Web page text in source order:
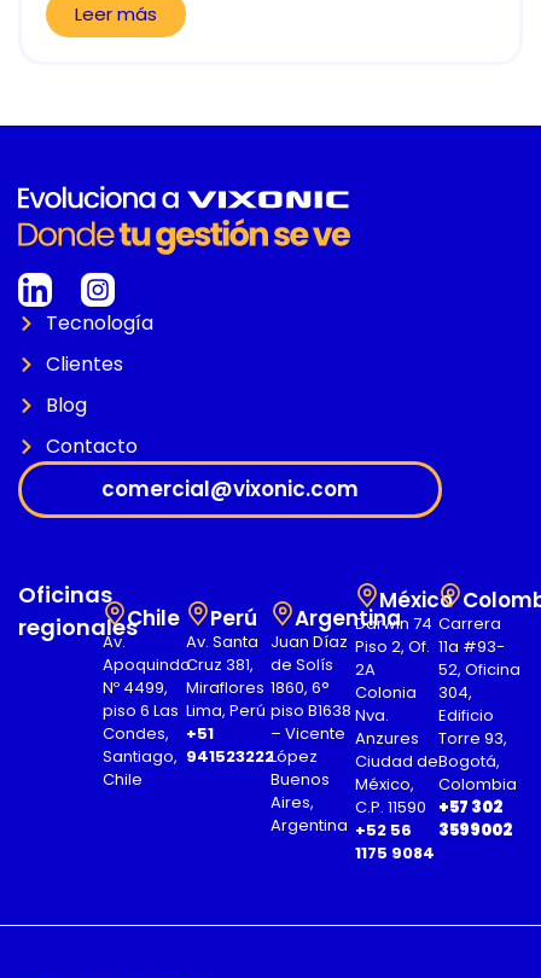
Leer más
Tecnología
Clientes
Blog
Contacto
comercial@vixonic.com
Oficinas
regionalesChile
Av.
Apoquindo
Nº 4499,
piso 6 Las
Condes,
Santiago,
Chile
Perú
Av. Santa
Cruz 381,
Miraflores
Lima, Perú
+51
941523222
Argentina
Juan Díaz
de Solís
1860, 6°
piso B1638
– Vicente
López
Buenos
Aires,
Argentina
México
Darwin 74
Piso 2, Of.
2A
Colonia
Nva.
Anzures
Ciudad de
México,
C.P. 11590
+52 56
1175 9084
Carrera
11a #93-
52, Oficina
304,
Edificio
Torre 93,
Bogotá,
Colombia
+57 302
3599002